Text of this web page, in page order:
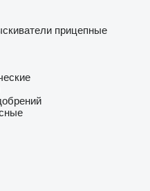
прицепные